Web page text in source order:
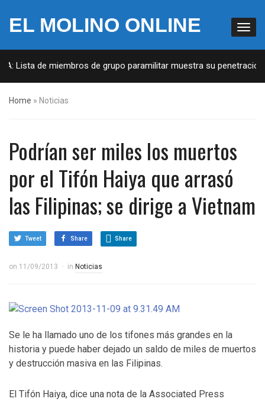
EL MOLINO ONLINE
Lista de miembros de grupo paramilitar muestra su penetración
Home » Noticias
Podrían ser miles los muertos
por el Tifón Haiya que arrasó
las Filipinas; se dirige a Vietnam
Tweet Share Share
on 11/09/2013 in Noticias
Se le ha llamado uno de los tifones más grandes en la
historia y puede haber dejado un saldo de miles de muertos
y destrucción masiva en las Filipinas.
El Tifón Haiya, dice una nota de la Associated Press